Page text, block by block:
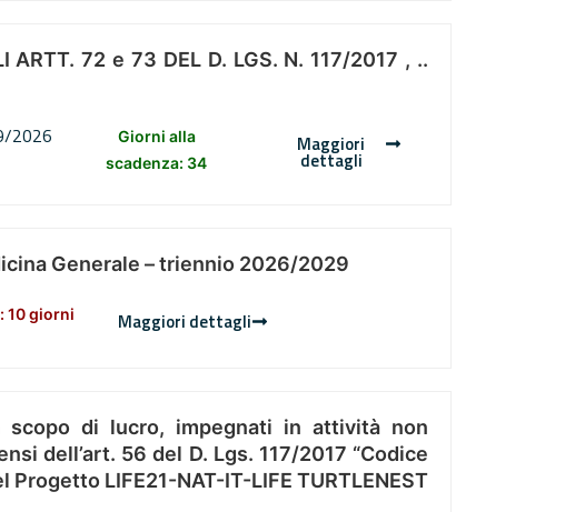
ARTT. 72 e 73 DEL D. LGS. N. 117/2017 , ..
2026
Giorni alla
scadenza: 34
Maggiori
dettagli
Generale – triennio 2026/2029
10 giorni Maggiori dettagli
di lucro, impegnati in attività non
dell’art. 56 del D. Lgs. 117/2017 “Codice
LIFE21-NAT-IT-LIFE TURTLENEST